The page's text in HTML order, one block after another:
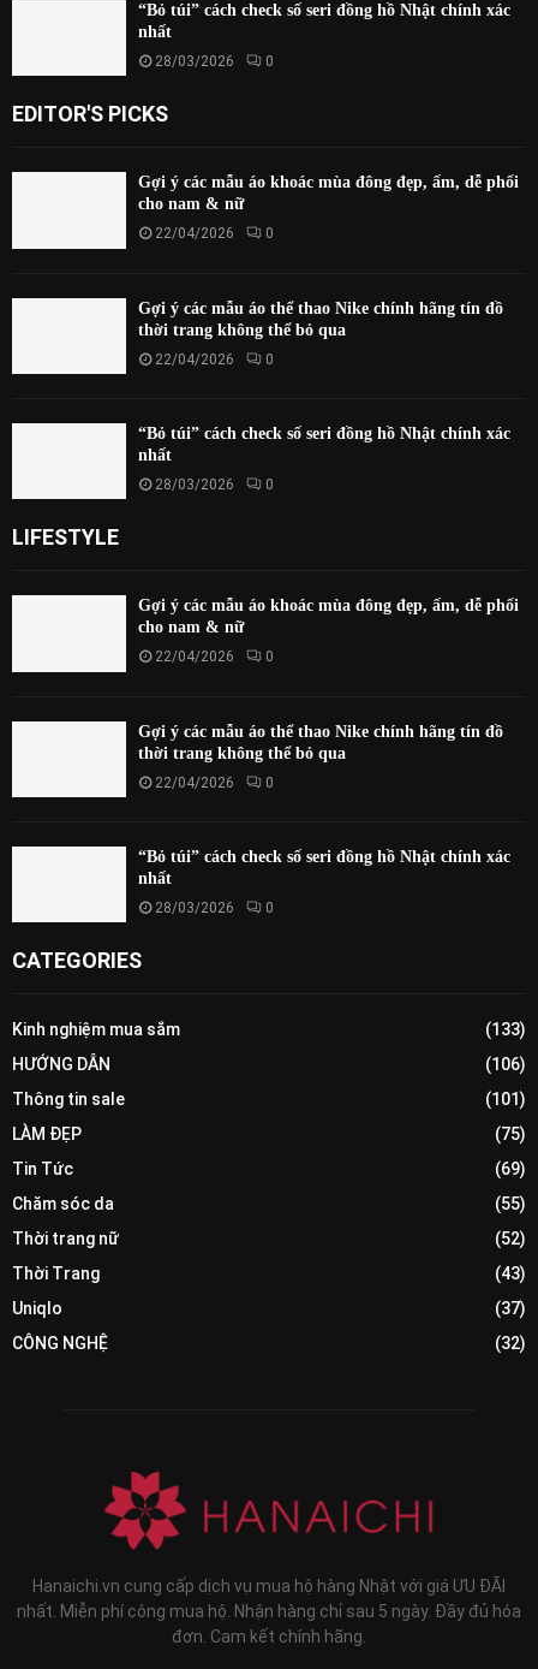
“Bỏ túi” cách check số seri đồng hồ Nhật chính xác
nhất
28/03/2026 0
EDITOR'S PICKS
Gợi ý các mẫu áo khoác mùa đông đẹp, ấm, dễ phối
cho nam & nữ
22/04/2026 0
Gợi ý các mẫu áo thể thao Nike chính hãng tín đồ
thời trang không thể bỏ qua
22/04/2026 0
“Bỏ túi” cách check số seri đồng hồ Nhật chính xác
nhất
28/03/2026 0
LIFESTYLE
Gợi ý các mẫu áo khoác mùa đông đẹp, ấm, dễ phối
cho nam & nữ
22/04/2026 0
Gợi ý các mẫu áo thể thao Nike chính hãng tín đồ
thời trang không thể bỏ qua
22/04/2026 0
“Bỏ túi” cách check số seri đồng hồ Nhật chính xác
nhất
28/03/2026 0
CATEGORIES
Kinh nghiệm mua sắm
(133)
HƯỚNG DẪN
(106)
Thông tin sale
(101)
LÀM ĐẸP
(75)
Tin Tức
(69)
Chăm sóc da
(55)
Thời trang nữ
(52)
Thời Trang
(43)
Uniqlo
(37)
CÔNG NGHỆ
(32)
Hanaichi.vn cung cấp dịch vụ mua hộ hàng Nhật với giá ƯU ĐÃI
nhất. Miễn phí công mua hộ. Nhận hàng chỉ sau 5 ngày. Đầy đủ hóa
đơn. Cam kết chính hãng.